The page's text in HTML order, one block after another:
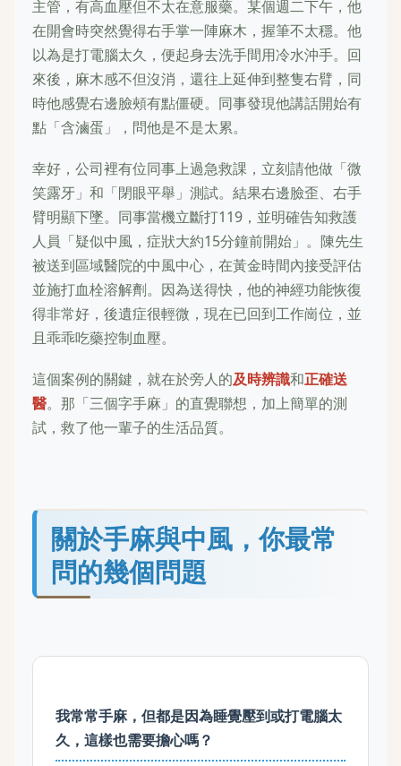
主管，有高血壓但不太在意服藥。某個週二下午，他
在開會時突然覺得右手掌一陣麻木，握筆不太穩。他
以為是打電腦太久，便起身去洗手間用冷水沖手。回
來後，麻木感不但沒消，還往上延伸到整隻右臂，同
時他感覺右邊臉頰有點僵硬。同事發現他講話開始有
點「含滷蛋」，問他是不是太累。
幸好，公司裡有位同事上過急救課，立刻請他做「微
笑露牙」和「閉眼平舉」測試。結果右邊臉歪、右手
臂明顯下墜。同事當機立斷打119，並明確告知救護
人員「疑似中風，症狀大約15分鐘前開始」。陳先生
被送到區域醫院的中風中心，在黃金時間內接受評估
並施打血栓溶解劑。因為送得快，他的神經功能恢復
得非常好，後遺症很輕微，現在已回到工作崗位，並
且乖乖吃藥控制血壓。
這個案例的關鍵，就在於旁人的及時辨識和正確送
醫。那「三個字手麻」的直覺聯想，加上簡單的測
試，救了他一輩子的生活品質。
關於手麻與中風，你最常
問的幾個問題
我常常手麻，但都是因為睡覺壓到或打電腦太
久，這樣也需要擔心嗎？